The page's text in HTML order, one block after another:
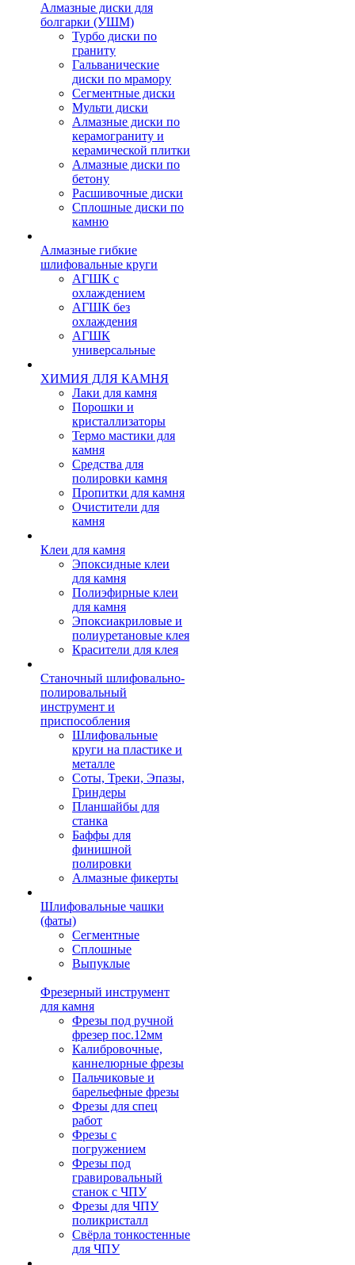
Алмазные диски для
болгарки (УШМ)
Турбо диски по
граниту
Гальванические
диски по мрамору
Сегментные диски
Мульти диски
Алмазные диски по
керамограниту и
керамической плитки
Алмазные диски по
бетону
Расшивочные диски
Сплошные диски по
камню
Алмазные гибкие
шлифовальные круги
АГШК с
охлаждением
АГШК без
охлаждения
АГШК
универсальные
ХИМИЯ ДЛЯ КАМНЯ
Лаки для камня
Порошки и
кристаллизаторы
Термо мастики для
камня
Средства для
полировки камня
Пропитки для камня
Очистители для
камня
Клеи для камня
Эпоксидные клеи
для камня
Полиэфирные клеи
для камня
Эпоксиакриловые и
полиуретановые клея
Красители для клея
Станочный шлифовально-
полировальный
инструмент и
приспособления
Шлифовальные
круги на пластике и
металле
Соты, Треки, Эпазы,
Гриндеры
Планшайбы для
станка
Баффы для
финишной
полировки
Алмазные фикерты
Шлифовальные чашки
(фаты)
Сегментные
Сплошные
Выпуклые
Фрезерный инструмент
для камня
Фрезы под ручной
фрезер пос.12мм
Калибровочные,
каннелюрные фрезы
Пальчиковые и
барельефные фрезы
Фрезы для спец
работ
Фрезы с
погружением
Фрезы под
гравировальный
станок с ЧПУ
Фрезы для ЧПУ
поликристалл
Свёрла тонкостенные
для ЧПУ